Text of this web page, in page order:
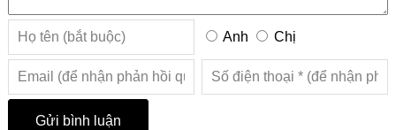
Anh Chị